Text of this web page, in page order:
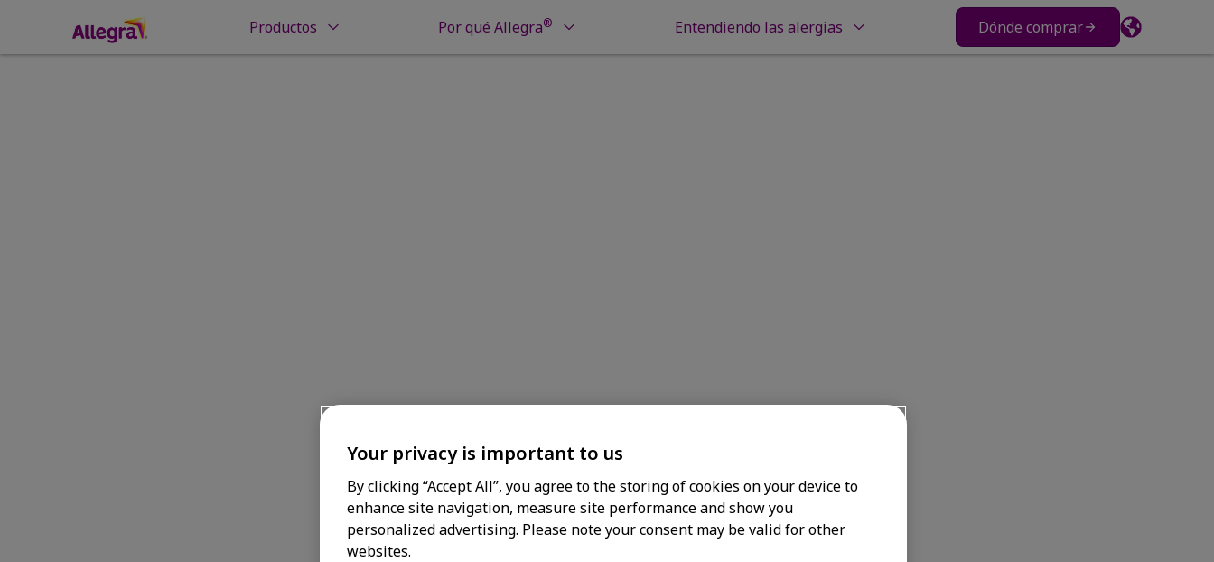
Productos Por qué Allegra® Entendiendo las alergias Dónde comprar
Your privacy is important to us
By clicking “Accept All”, you agree to the storing of cookies on your device to
enhance site navigation, measure site performance and show you
personalized advertising. Please note your consent may be valid for other
websites.